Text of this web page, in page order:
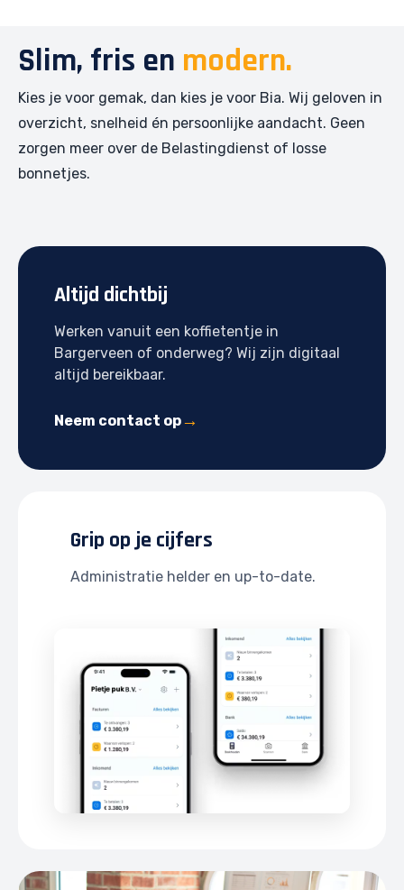
Slim, fris en modern.
Kies je voor gemak, dan kies je voor Bia. Wij geloven in
overzicht, snelheid én persoonlijke aandacht. Geen
zorgen meer over de Belastingdienst of losse
bonnetjes.
Altijd dichtbij
Werken vanuit een koffietentje in
Bargerveen of onderweg? Wij zijn digitaal
altijd bereikbaar.
Neem contact op
Grip op je cijfers
Administratie helder en up-to-date.